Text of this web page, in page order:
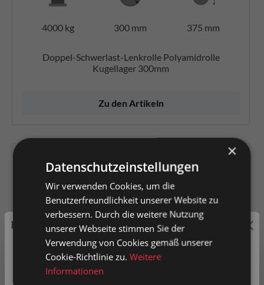
4000 kg 300 mm 375 mm
Doppel-Schwerlast-Lenkrolle Polyamidrolle
Kugellager 300mm
Zu den Artikeln
Preisauszeichnung
Privatkunden können Preise mit MwSt. (brutto) und
Geschäftskunden Preise ohne MwSt. (netto) angezeigt
×
Datenschutzeinstellungen
Wir verwenden Cookies, um die
Benutzerfreundlichkeit unserer Website zu
verbessern. Durch die weitere Nutzung
unserer Webseite stimmen Sie der
Verwendung von Cookies gemäß unserer
Cookie-Richtlinie zu.Weitere
Informationen